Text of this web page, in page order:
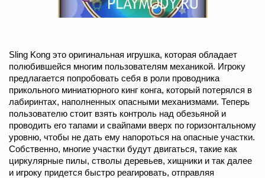
Sling Kong это оригинальная игрушка, которая обладает
полюбившейся многим пользователям механикой. Игроку
предлагается попробовать себя в роли проводника
прикольного миниатюрного кинг конга, который потерялся в
лабиринтах, наполненных опасными механизмами. Теперь
пользователю стоит взять контроль над обезьяной и
проводить его тапами и свайпами вверх по горизонтальному
уровню, чтобы не дать ему напороться на опасные участки.
Собственно, многие участки будут двигаться, такие как
циркулярные пилы, стволы деревьев, хищники и так далее
и игроку придется быстро реагировать, отправляя